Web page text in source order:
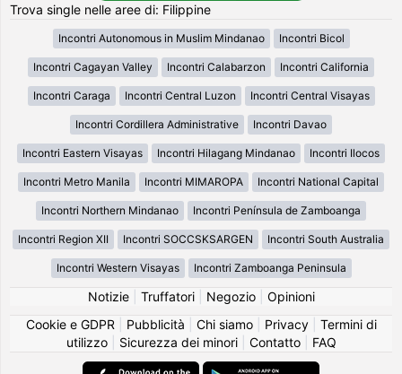
Trova single nelle aree di: Filippine
Incontri Autonomous in Muslim Mindanao Incontri Bicol
Incontri Cagayan Valley Incontri Calabarzon Incontri California
Incontri Caraga Incontri Central Luzon Incontri Central Visayas
Incontri Cordillera Administrative Incontri Davao
Incontri Eastern Visayas Incontri Hilagang Mindanao Incontri Ilocos
Incontri Metro Manila Incontri MIMAROPA Incontri National Capital
Incontri Northern Mindanao Incontri Península de Zamboanga
Incontri Region XII Incontri SOCCSKSARGEN Incontri South Australia
Incontri Western Visayas Incontri Zamboanga Peninsula
Notizie| Truffatori| Negozio| Opinioni
Cookie e GDPR
Pubblicità Chi siamo| Privacy| Termini di
utilizzo| Sicurezza dei minori| Contatto| FAQ